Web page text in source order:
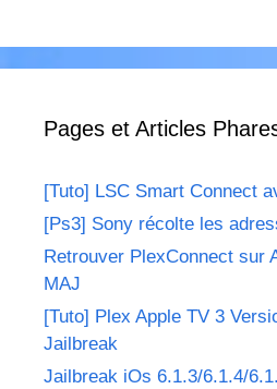
Pages et Articles
[Tuto] LSC Smart Connect
[Ps3] Sony récolte les
Retrouver PlexConnect sur
MAJ
[Tuto] Plex Apple TV 3
Jailbreak
Jailbreak iOs 6.1.3/6.1.4/